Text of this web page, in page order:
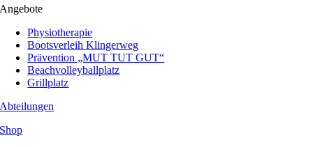
Angebote
Physiotherapie
Bootsverleih Klingerweg
Prävention „MUT TUT GUT“
Beachvolleyballplatz
Grillplatz
Abteilungen
Shop